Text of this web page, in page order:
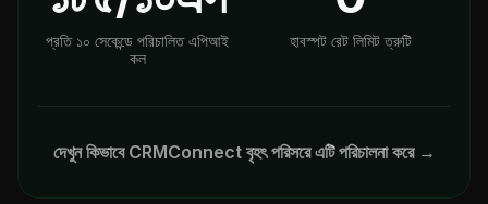
প্রতি ১০ সেকেন্ডে পরিচালিত এপিআই
কল
হাবস্পট রেট লিমিট ত্রুটি
দেখুন কিভাবে CRMConnect বৃহৎ পরিসরে এটি পরিচালনা করে →